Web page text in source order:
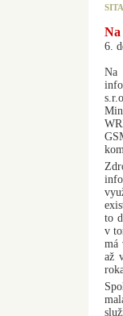
SITA
Na
6.
Na
to
v
má
až